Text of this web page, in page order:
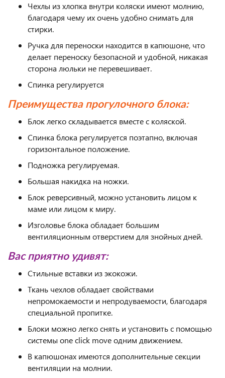
Чехлы из хлопка внутри коляски имеют молнию,
благодаря чему их очень удобно снимать для
стирки.
Ручка для переноски находится в капюшоне, что
делает переноску безопасной и удобной, никакая
сторона люльки не перевешивает.
Спинка регулируется
Преимущества прогулочного блока:
Блок легко складывается вместе с коляской.
Спинка блока регулируется поэтапно, включая
горизонтальное положение.
Подножка регулируемая.
Большая накидка на ножки.
Блок реверсивный, можно установить лицом к
маме или лицом к миру.
Изголовье блока обладает большим
вентиляционным отверстием для знойных дней.
Вас приятно удивят:
Стильные вставки из экокожи.
Ткань чехлов обладает свойствами
непромокаемости и непродуваемости, благодаря
специальной пропитке.
Блоки можно легко снять и установить с помощью
системы one click move одним движением.
В капюшонах имеются дополнительные секции
вентиляции на молнии.